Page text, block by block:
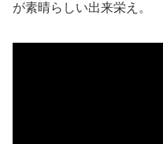
が素晴らしい出来栄え。